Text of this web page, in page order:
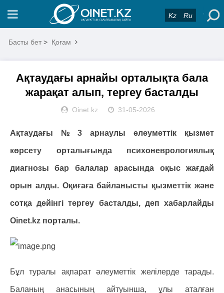
Kz Ru
Басты бет > Қоғам
Ақтаудағы арнайы орталықта бала
жарақат алып, тергеу басталды
Oinet.kz 31-05-2026
Ақтаудағы № 3 арнаулы әлеуметтік қызмет
көрсету орталығында психоневрологиялық
диагнозы бар балалар арасында оқыс жағдай
орын алды. Оқиғаға байланысты қызметтік және
сотқа дейінгі тергеу басталды, деп хабарлайды
Оinet.kz порталы.
Бұл туралы ақпарат әлеуметтік желілерде тарады.
Баланың анасының айтуынша, ұлы аталған